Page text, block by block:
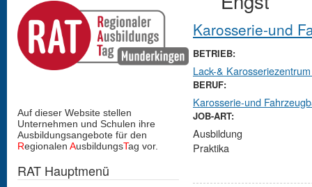
Karosserie-und
BETRIEB:
Lack-&
BERUF:
Karosserie-und
JOB-ART:
Ausbildung
Praktika
Auf dieser Website stellen
Unternehmen und Schulen ihre
Ausbildungsangebote für den
Regionalen AusbildungsTag vor.
RAT Hauptmenü